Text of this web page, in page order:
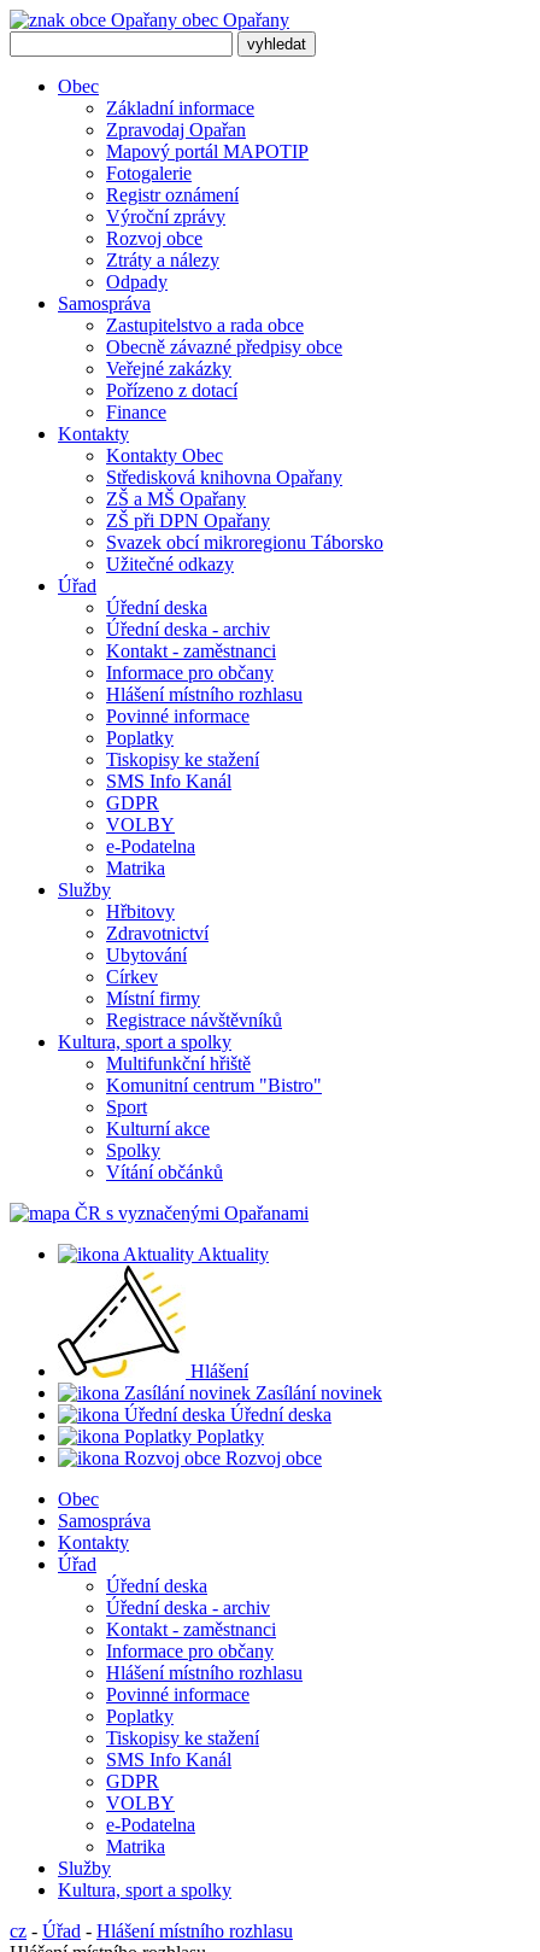
obec Opařany
Obec
Základní informace
Zpravodaj Opařan
Mapový portál MAPOTIP
Fotogalerie
Registr oznámení
Výroční zprávy
Rozvoj obce
Ztráty a nálezy
Odpady
Samospráva
Zastupitelstvo a rada obce
Obecně závazné předpisy obce
Veřejné zakázky
Pořízeno z dotací
Finance
Kontakty
Kontakty Obec
Středisková knihovna Opařany
ZŠ a MŠ Opařany
ZŠ při DPN Opařany
Svazek obcí mikroregionu Táborsko
Užitečné odkazy
Úřad
Úřední deska
Úřední deska - archiv
Kontakt - zaměstnanci
Informace pro občany
Hlášení místního rozhlasu
Povinné informace
Poplatky
Tiskopisy ke stažení
SMS Info Kanál
GDPR
VOLBY
e-Podatelna
Matrika
Služby
Hřbitovy
Zdravotnictví
Ubytování
Církev
Místní firmy
Registrace návštěvníků
Kultura, sport a spolky
Multifunkční hřiště
Komunitní centrum "Bistro"
Sport
Kulturní akce
Spolky
Vítání občánků
Aktuality
Hlášení
Zasílání novinek
Úřední deska
Poplatky
Rozvoj obce
Obec
Samospráva
Kontakty
Úřad
Úřední deska
Úřední deska - archiv
Kontakt - zaměstnanci
Informace pro občany
Hlášení místního rozhlasu
Povinné informace
Poplatky
Tiskopisy ke stažení
SMS Info Kanál
GDPR
VOLBY
e-Podatelna
Matrika
Služby
Kultura, sport a spolky
cz - Úřad - Hlášení místního rozhlasu